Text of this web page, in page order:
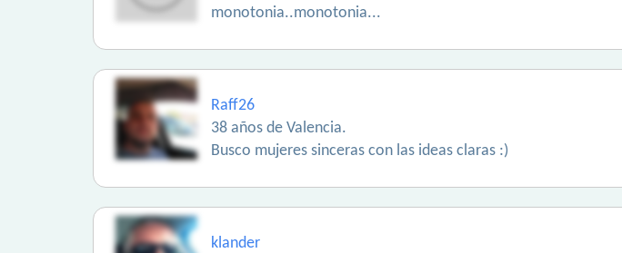
monotonia..monotonia...
Raff26
38 años de Valencia.
Busco mujeres sinceras con las ideas claras :)
klander